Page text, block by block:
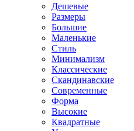
Дешевые
Размеры
Большие
Маленькие
Стиль
Минимализм
Классические
Скандинавские
Современные
Форма
Высокие
Квадратные